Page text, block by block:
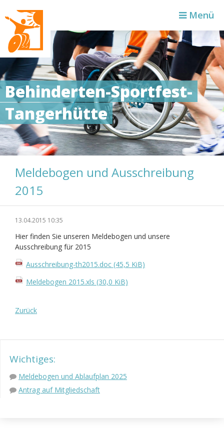
Menü
Behinderten-Sportfest-
Tangerhütte
Meldebogen und Ausschreibung
2015
13.04.2015 10:35
Hier finden Sie unseren Meldebogen und unsere
Ausschreibung für 2015
Ausschreibung-th2015.doc (45,5 KiB)
Meldebogen 2015.xls (30,0 KiB)
Zurück
Wichtiges:
Meldebogen und Ablaufplan 2025
Antrag auf Mitgliedschaft